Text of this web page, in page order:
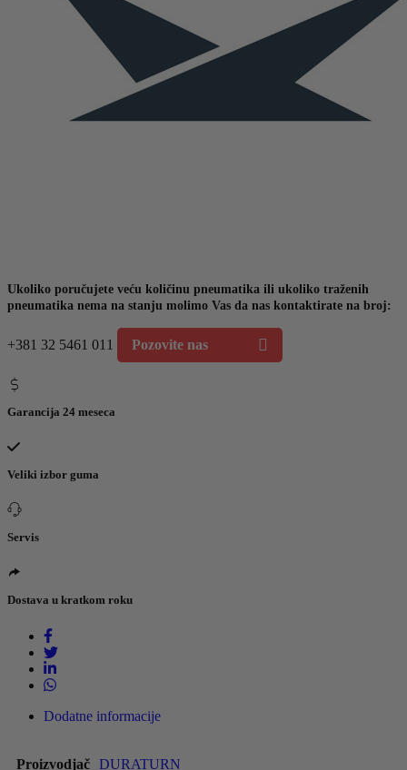
Ukoliko poručujete veću količinu pneumatika ili ukoliko traženih
pneumatika nema na stanju molimo Vas da nas kontaktirate na broj:
+381 32 5461 011 Pozovite nas
Garancija 24 meseca
Veliki izbor guma
Servis
Dostava u kratkom roku
Dodatne informacije
Proizvodjač DURATURN